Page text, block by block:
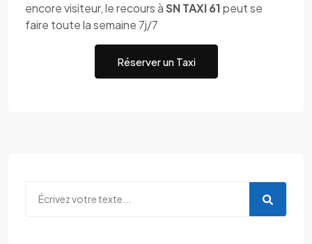
encore visiteur, le recours àSN TAXI 61peut se
faire toute la semaine 7j/7
Réserver un Taxi